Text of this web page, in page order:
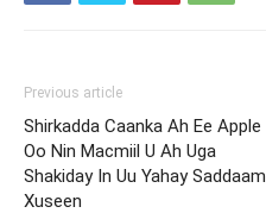
Previous article
Shirkadda Caanka Ah Ee Apple
Oo Nin Macmiil U Ah Uga
Shakiday In Uu Yahay Saddaam
Xuseen